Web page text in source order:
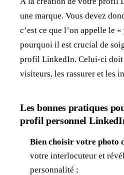
une marque. Vous devez
c’est ce que l’on appelle le «
pourquoi il est crucial de
profil LinkedIn. Celui-ci doit
visiteurs, les rassurer et les
Les bonnes pratiques
profil personnel
Bien choisir votre photo
votre interlocuteur et
personnalité ;